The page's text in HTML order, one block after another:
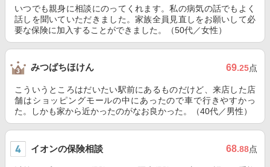
いつでも親身に相談にのってくれます。私の病気の話でもよく
話しを聞いていただきました。家族全員見直しをお願いして必
要な保険に加入することができました。（50代／女性）
みつばちほけん 69.25点
こういうところはだいたい駅前にあるものだけど、来店した店
舗はショッピングモールの中にあったので車で行きやすかっ
た。しかも家から近かったのがなお良かった。（40代／男性）
イオンの保険相談 68.88点